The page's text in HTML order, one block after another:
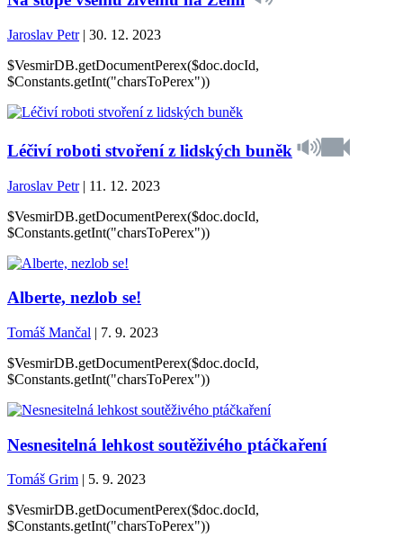
Jaroslav Petr| 30. 12. 2023
$VesmirDB.getDocumentPerex($doc.docId,
$Constants.getInt("charsToPerex"))
Léčiví roboti stvoření z lidských buněk
Jaroslav Petr| 11. 12. 2023
$VesmirDB.getDocumentPerex($doc.docId,
$Constants.getInt("charsToPerex"))
Alberte, nezlob se!
Tomáš Mančal | 7. 9. 2023
$VesmirDB.getDocumentPerex($doc.docId,
$Constants.getInt("charsToPerex"))
Nesnesitelná lehkost soutěživého ptáčkaření
Tomáš Grim | 5. 9. 2023
$VesmirDB.getDocumentPerex($doc.docId,
$Constants.getInt("charsToPerex"))